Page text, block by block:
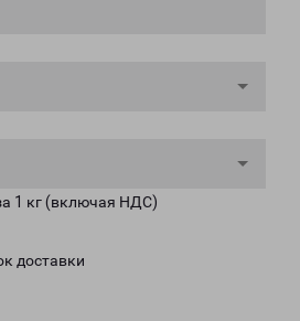
1 кг (включая НДС)
доставки